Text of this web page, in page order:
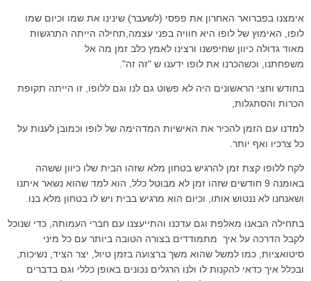
אימצנו בפברואר האחרון את פפסי (לשעבר) שינינו את שמו וכיום שמו
לופו, האימוץ של לופו היא חוויה בפני עצמה,תחילה הייתה התרגשות
מאוד גדולה כיוון שחיפשנו ורצינו לאמץ כלב זמן מה אל
משפחתנו, וכשהכרנו את לופו ידענו ש "זה זה".
בחודש וחצי הראשונים היה לא פשוט גם לנו וגם ללופו, זו הייתה תקופת
הכרות והסתגלות,
למדנו עם הזמן להכיר את האישיות המדהימה של לופו וכמובן לענות על
כל צרכיו ואף יותר.
לקח ללופו קצת זמן להרגיש בטחון מלא שזהו הבית שלו כיוון ששהה
באומנה 9 חודשים שזהו זמן לא מבוטל כלל, הוא למד שהוא נשאר איתנו
ושאנחנו לא ננטוש אותו, וכיום הוא מרגיש בבית ויש לו בטחון מלא בנו.
בתחילה הבאנו מאלפת וגם עדכנו והתייעצנו עם חברי העמותה, כדי שנוכל
לקבל הדרכה על איך מתמודדים בצורה הטובה ביותר עם כל מיני
סיטואציות, כמו למשל שהוא משך ברצועה בזמן טיול, יצר הציד, נשיכות,
ובכלל איך כדאי להקנות לו ולנו הרגלים נכונים באופן כללי וגם בדברים